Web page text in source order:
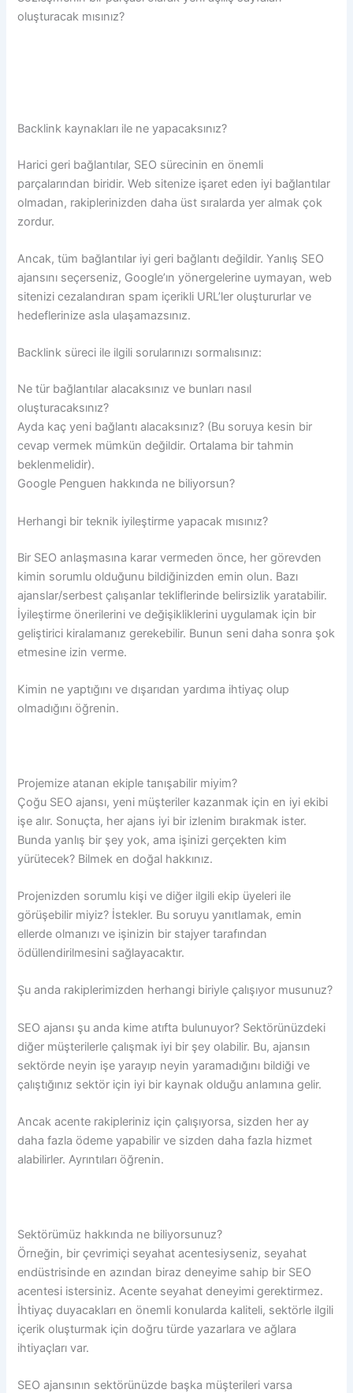
oluşturacak mısınız?
Backlink kaynakları ile ne yapacaksınız?
Harici geri bağlantılar, SEO sürecinin en önemli
parçalarından biridir. Web sitenize işaret eden iyi bağlantılar
olmadan, rakiplerinizden daha üst sıralarda yer almak çok
zordur.
Ancak, tüm bağlantılar iyi geri bağlantı değildir. Yanlış SEO
ajansını seçerseniz, Google’ın yönergelerine uymayan, web
sitenizi cezalandıran spam içerikli URL’ler oluştururlar ve
hedeflerinize asla ulaşamazsınız.
Backlink süreci ile ilgili sorularınızı sormalısınız:
Ne tür bağlantılar alacaksınız ve bunları nasıl
oluşturacaksınız?
Ayda kaç yeni bağlantı alacaksınız? (Bu soruya kesin bir
cevap vermek mümkün değildir. Ortalama bir tahmin
beklenmelidir).
Google Penguen hakkında ne biliyorsun?
Herhangi bir teknik iyileştirme yapacak mısınız?
Bir SEO anlaşmasına karar vermeden önce, her görevden
kimin sorumlu olduğunu bildiğinizden emin olun. Bazı
ajanslar/serbest çalışanlar tekliflerinde belirsizlik yaratabilir.
İyileştirme önerilerini ve değişikliklerini uygulamak için bir
geliştirici kiralamanız gerekebilir. Bunun seni daha sonra şok
etmesine izin verme.
Kimin ne yaptığını ve dışarıdan yardıma ihtiyaç olup
olmadığını öğrenin.
Projemize atanan ekiple tanışabilir miyim?
Çoğu SEO ajansı, yeni müşteriler kazanmak için en iyi ekibi
işe alır. Sonuçta, her ajans iyi bir izlenim bırakmak ister.
Bunda yanlış bir şey yok, ama işinizi gerçekten kim
yürütecek? Bilmek en doğal hakkınız.
Projenizden sorumlu kişi ve diğer ilgili ekip üyeleri ile
görüşebilir miyiz? İstekler. Bu soruyu yanıtlamak, emin
ellerde olmanızı ve işinizin bir stajyer tarafından
ödüllendirilmesini sağlayacaktır.
Şu anda rakiplerimizden herhangi biriyle çalışıyor musunuz?
SEO ajansı şu anda kime atıfta bulunuyor? Sektörünüzdeki
diğer müşterilerle çalışmak iyi bir şey olabilir. Bu, ajansın
sektörde neyin işe yarayıp neyin yaramadığını bildiği ve
çalıştığınız sektör için iyi bir kaynak olduğu anlamına gelir.
Ancak acente rakipleriniz için çalışıyorsa, sizden her ay
daha fazla ödeme yapabilir ve sizden daha fazla hizmet
alabilirler. Ayrıntıları öğrenin.
Sektörümüz hakkında ne biliyorsunuz?
Örneğin, bir çevrimiçi seyahat acentesiyseniz, seyahat
endüstrisinde en azından biraz deneyime sahip bir SEO
acentesi istersiniz. Acente seyahat deneyimi gerektirmez.
İhtiyaç duyacakları en önemli konularda kaliteli, sektörle ilgili
içerik oluşturmak için doğru türde yazarlara ve ağlara
ihtiyaçları var.
SEO ajansının sektörünüzde başka müşterileri varsa